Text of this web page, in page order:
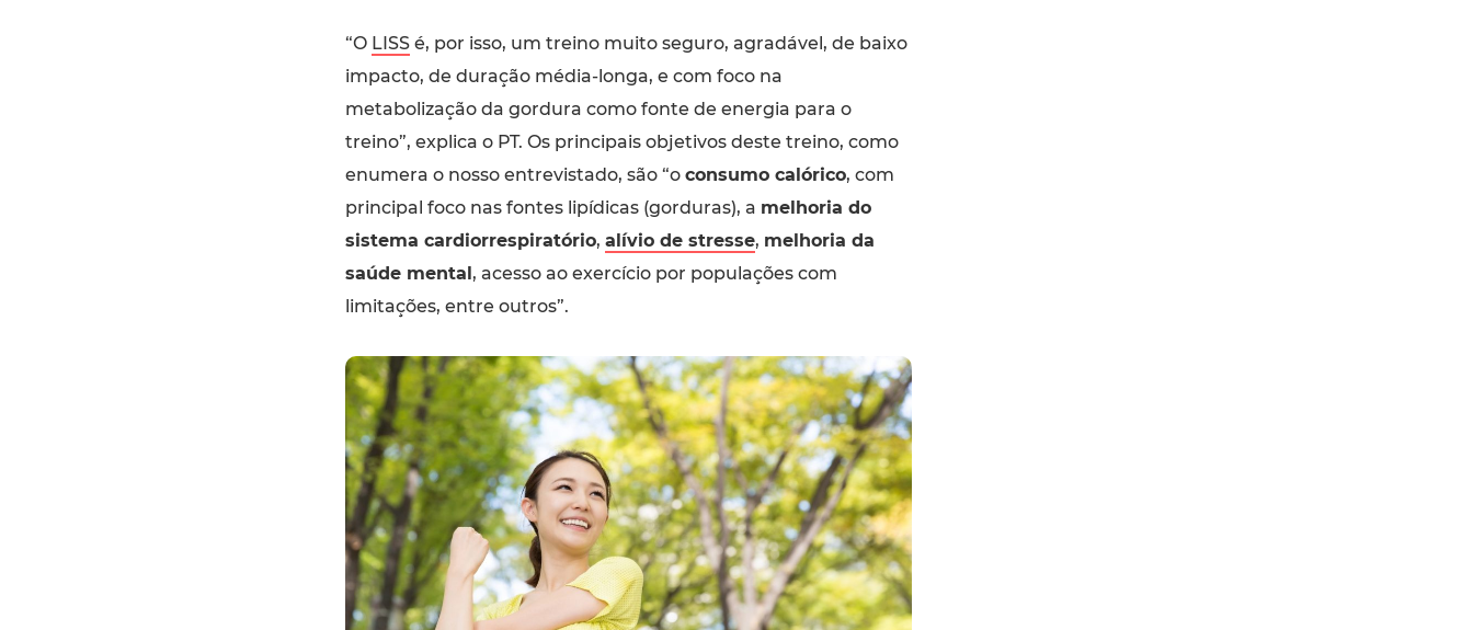
“O LISSé, por isso, um treino muito seguro, agradável, de baixo
impacto, de duração média-longa, e com foco na
metabolização da gordura como fonte de energia para o
treino”, explica o PT. Os principais objetivos deste treino, como
enumera o nosso entrevistado, são “o consumo calórico, com
principal foco nas fontes lipídicas (gorduras), a melhoria do
sistema cardiorrespiratório, alívio de stresse, melhoria da
saúde mental, acesso ao exercício por populações com
limitações, entre outros”.